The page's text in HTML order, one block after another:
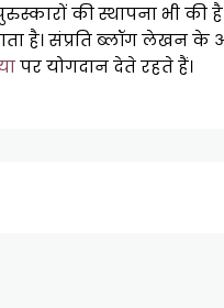
की स्थापना भी की
है। संप्रति ब्लॉग लेखन के
पर योगदान देते रहते हैं।